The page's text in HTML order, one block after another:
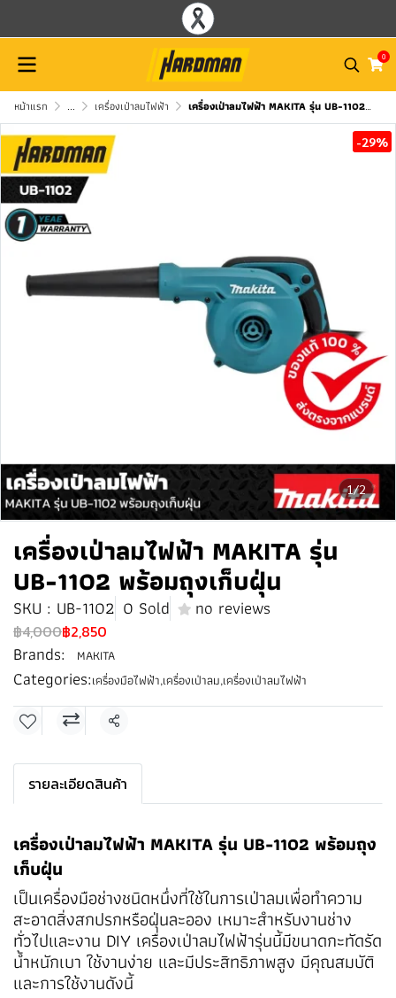
0
หน้าแรก ... เครื่องเป่าลมไฟฟ้า เครื่องเป่าลมไฟฟ้า MAKITA รุ่น UB-1102 พร้อมถุงเก็บฝุ่น
1/2
-29%
เครื่องเป่าลมไฟฟ้า MAKITA รุ่น
UB-1102 พร้อมถุงเก็บฝุ่น
SKU : UB-1102 0 Sold no reviews
฿4,000฿2,850
Brands: MAKITA
Categories:เครื่องมือไฟฟ้า,เครื่องเป่าลม,เครื่องเป่าลมไฟฟ้า
Share
รายละเอียดสินค้า
เครื่องเป่าลมไฟฟ้า MAKITA รุ่น UB-1102 พร้อมถุง
เก็บฝุ่น
เป็นเครื่องมือช่างชนิดหนึ่งที่ใช้ในการเป่าลมเพื่อทำความ
สะอาดสิ่งสกปรกหรือฝุ่นละออง เหมาะสำหรับงานช่าง
ทั่วไปและงาน DIY เครื่องเป่าลมไฟฟ้ารุ่นนี้มีขนาดกะทัดรัด
น้ำหนักเบา ใช้งานง่าย และมีประสิทธิภาพสูง มีคุณสมบัติ
และการใช้งานดังนี้